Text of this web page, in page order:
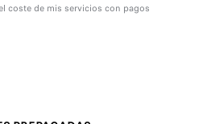
coste de mis servicios con pagos